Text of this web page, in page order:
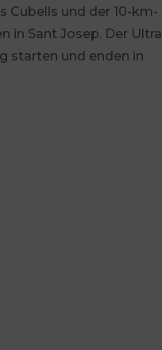
Cubells und der 10-km-
in Sant Josep. Der Ultra
starten und enden in